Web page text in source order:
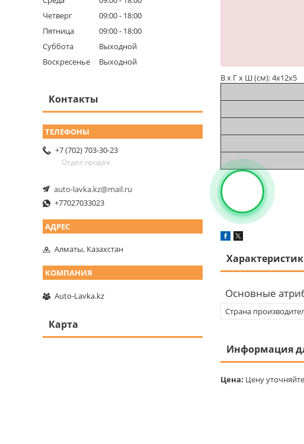
В х Г х Ш (см): 4х12х5
Основные
Страна
Информация
Цена: Цену уточняйте
Четверг
09:00
18:00
Пятница
09:00
18:00
Суббота
Выходной
Воскресенье
Выходной
Контакты
+7 (702) 703-30-23
Отдел продаж
auto-lavka.kz@mail.ru
+77027033023
Алматы, Казахстан
Auto-Lavka.kz
Карта